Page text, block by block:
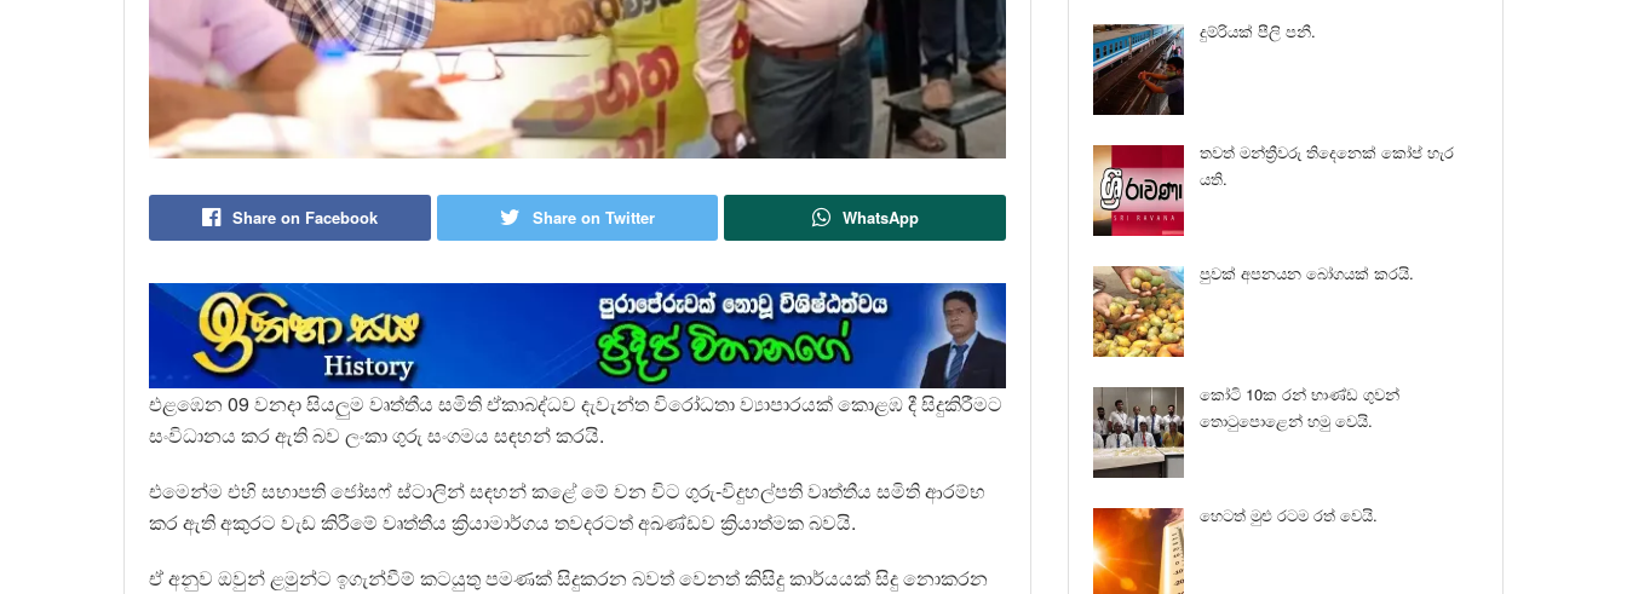
Share on Facebook Share on Twitter WhatsApp
එළඹෙන 09 වනදා සියලුම වෘත්තීය සමිති ඒකාබද්ධව දැවැන්ත විරෝධතා ව්‍යාපාරයක් කොළඹ දී සිදුකිරීමට
සංවිධානය කර ඇති බව ලංකා ගුරු සංගමය සඳහන් කරයි.
එමෙන්ම එහි සභාපති ජෝසෆ් ස්ටාලින් සඳහන් කළේ මේ වන විට ගුරු-විදුහල්පති වෘත්තීය සමිති ආරම්භ
කර ඇති අකුරට වැඩ කිරීමේ වෘත්තීය ක්‍රියාමාර්ගය තවදරටත් අඛණ්ඩව ක්‍රියාත්මක බවයි.
ඒ අනුව ඔවුන් ළමුන්ට ඉගැන්වීම් කටයුතු පමණක් සිදුකරන බවත් වෙනත් කිසිදු කාර්යයක් සිදු නොකරන
දුම්රියක් පීලි පනී.
තවත් මන්ත්‍රීවරු තිදෙනෙක් කෝප් හැර
යති.
පුවක් අපනයන බෝගයක් කරයි.
කෝටි 10ක රන් භාණ්ඩ ගුවන්
තොටුපොළෙන් හමු වෙයි.
හෙටත් මුළු රටම රත් වෙයි.